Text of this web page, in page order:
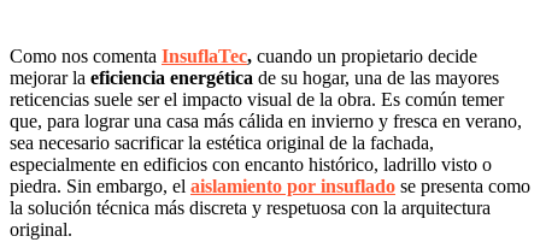
Como nos comenta InsuflaTec, cuando un propietario decide
mejorar la eficiencia energética de su hogar, una de las mayores
reticencias suele ser el impacto visual de la obra. Es común temer
que, para lograr una casa más cálida en invierno y fresca en verano,
sea necesario sacrificar la estética original de la fachada,
especialmente en edificios con encanto histórico, ladrillo visto o
piedra. Sin embargo, el aislamiento por insuflado se presenta como
la solución técnica más discreta y respetuosa con la arquitectura
original.